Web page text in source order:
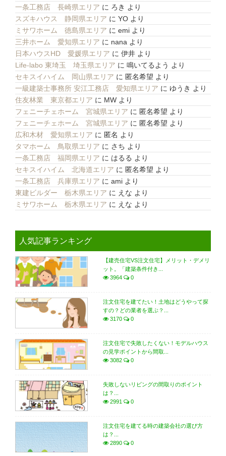
一条工務店 長崎県エリア に ろき より
スズキハウス 静岡県エリア に YO より
ミサワホーム 徳島県エリア に emi より
三井ホーム 愛知県エリア に nana より
日本ハウスHD 愛媛県エリア に 伊井 より
Life-labo 東埼玉 埼玉県エリア に 鳴いてるよう より
セキスイハイム 岡山県エリア に 匿名希望 より
一級建築士事務所 安江工務店 愛知県エリア に ゆうき より
住友林業 東京都エリア に MW より
フェニーチェホーム 宮城県エリア に 匿名希望 より
フェニーチェホーム 宮城県エリア に 匿名希望 より
広和木材 愛知県エリア に 匿名 より
タマホーム 鳥取県エリア に さち より
一条工務店 福岡県エリア に はるる より
セキスイハイム 北海道エリア に 匿名希望 より
一条工務店 兵庫県エリア に ami より
東建ビルダー 栃木県エリア に えな より
ミサワホーム 栃木県エリア に えな より
人気記事ランキング
【建売住宅VS注文住宅】メリット・デメリ
ット。「建築条件付き...
3964
0
注文住宅を建てたい！土地はどうやって探
すの？どの業者を選ぶ？...
3170
0
注文住宅で失敗したくない！モデルハウス
の見学ポイントから間取...
3082
0
失敗しないリビングの間取りのポイント
は？...
2991
0
注文住宅を建てる時の建築会社の選び方
は？...
2890
0